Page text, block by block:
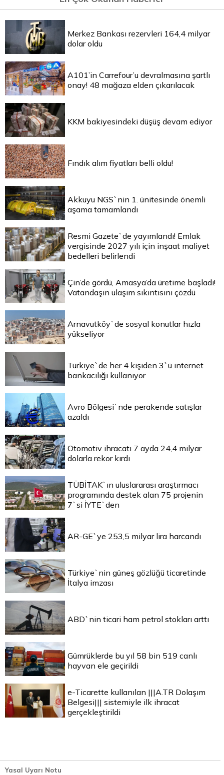
Merkez Bankası rezervleri 164,4 milyar
dolar oldu
A101’in Carrefour’u devralmasına şartlı
onay! 48 mağaza elden çıkarılacak
KKM bakiyesindeki düşüş devam ediyor
Fındık alım fiyatları belli oldu!
Akkuyu NGS`nin 1. ünitesinde önemli
aşama tamamlandı
Resmi Gazete`de yayımlandı! Emlak
vergisinde 2027 yılı için inşaat maliyet
bedelleri belirlendi
Çin’de gördü, Amasya’da üretime başladı!
Vatandaşın ulaşım sıkıntısını çözdü
Arnavutköy`de sosyal konutlar hızla
yükseliyor
Türkiye`de her 4 kişiden 3`ü internet
bankacılığı kullanıyor
Avro Bölgesi`nde perakende satışlar
azaldı
Otomotiv ihracatı 7 ayda 24,4 milyar
dolarla rekor kırdı
TÜBİTAK`ın uluslararası araştırmacı
programında destek alan 75 projenin
7`si İYTE`den
AR-GE`ye 253,5 milyar lira harcandı
Türkiye`nin güneş gözlüğü ticaretinde
İtalya imzası
ABD`nin ticari ham petrol stokları arttı
Gümrüklerde bu yıl 58 bin 519 canlı
hayvan ele geçirildi
e-Ticarette kullanılan |||A.TR Dolaşım
Belgesi||| sistemiyle ilk ihracat
gerçekleştirildi
Yasal Uyarı Notu